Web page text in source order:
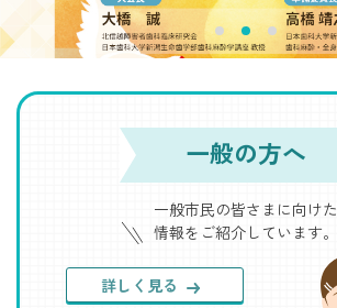
一般の方へ
一般市民の皆さまに向けた
情報をご紹介しています。
詳しく見る